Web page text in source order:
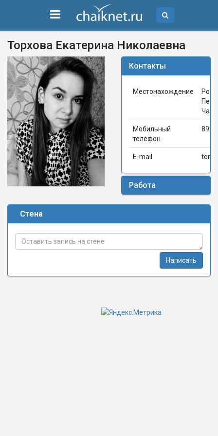
Торхова Екатерина Николаевна
Контакты
Местонахождение
Мобильный
телефон
E-mail
Работа
Стена
Написать